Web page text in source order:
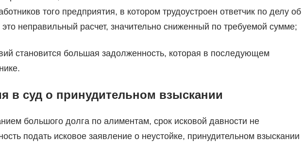
того предприятия, в котором трудоустроен ответчик по делу об
неправильный расчет, значительно сниженный по требуемой сумме;
становится большая задолженность, которая в последующем
в суд о принудительном взыскании
большого долга по алиментам, срок исковой давности не
подать исковое заявление о неустойке, принудительном взыскании